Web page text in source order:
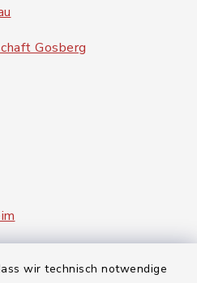
wir technisch notwendige
Gosberg